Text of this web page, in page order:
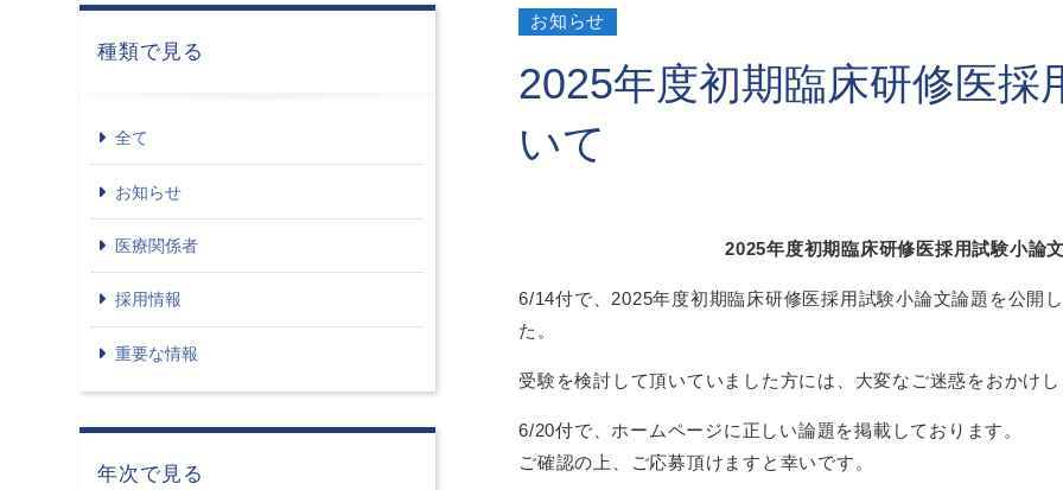
お知らせ
2025年度初期臨床研修医
いて
2025年度初期臨床研修医採用試験小論
6/14付で、2025年度初期臨床研修医採用試験小論文論題を公開
た。
受験を検討して頂いていました方には、大変なご迷惑をおかけ
6/20付で、ホームページに正しい論題を掲載しております。
ご確認の上、ご応募頂けますと幸いです。
種類で見る
全て
お知らせ
医療関係者
採用情報
重要な情報
年次で見る